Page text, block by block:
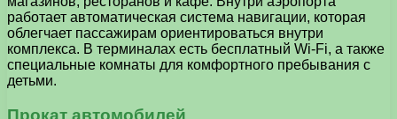
работает автоматическая система навигации, которая
облегчает пассажирам ориентироваться внутри
комплекса. В терминалах есть бесплатный Wi-Fi, а также
специальные комнаты для комфортного пребывания с
детьми.
Прокат автомобилей